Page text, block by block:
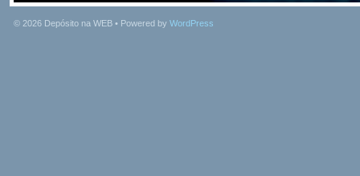
© 2026 Depósito na WEB • Powered by WordPress